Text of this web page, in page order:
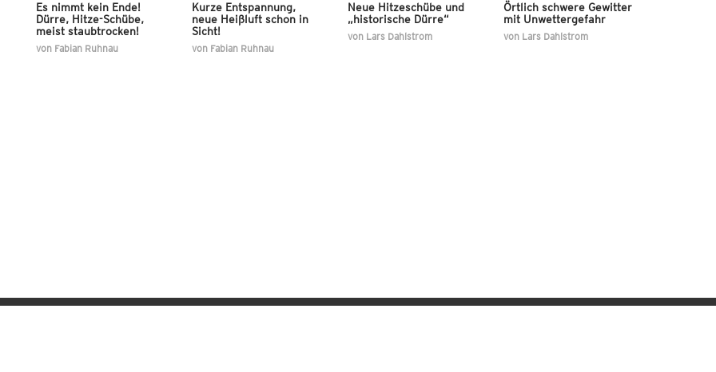
Es nimmt kein Ende!
Dürre, Hitze-Schübe,
meist staubtrocken!
von Fabian Ruhnau
Kurze Entspannung,
neue Heißluft schon in
Sicht!
von Fabian Ruhnau
Neue Hitzeschübe und
„historische Dürre“
von Lars Dahlstrom
Örtlich schwere Gewitter
mit Unwettergefahr
von Lars Dahlstrom